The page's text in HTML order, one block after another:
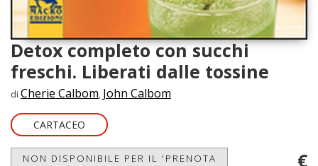
Detox completo con succhi
freschi. Liberati dalle tossine
di Cherie Calbom, John Calbom
CARTACEO
NON DISPONIBILE PER IL 'PRENOTA
€